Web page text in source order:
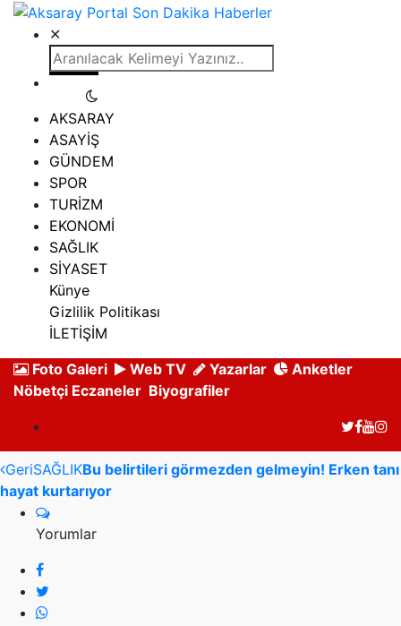
✕
AKSARAY
ASAYİŞ
GÜNDEM
SPOR
TURİZM
EKONOMİ
SAĞLIK
SİYASET
Künye
Gizlilik Politikası
İLETİŞİM
Foto Galeri
Web TV Yazarlar
Anketler
Nöbetçi Eczaneler Biyografiler
GeriSAĞLIKBu belirtileri görmezden gelmeyin! Erken tanı
hayat kurtarıyor
Yorumlar